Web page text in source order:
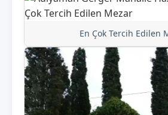
En Çok Tercih Edilen